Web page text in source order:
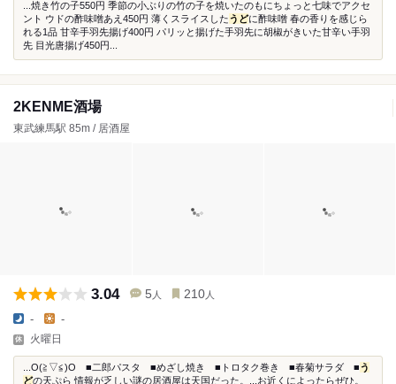
...焼き竹の子550円 季節の小ぶりの竹の子を焼いたのもにちょっと七味でアクセ
ント ウドの酢味噌あえ450円 薄くスライスしたうどに酢味噌 春の香りを感じら
れる1品 甘辛手羽先揚げ400円 パリッと揚げた手羽先に胡椒がきいた甘辛い手羽
先 目光唐揚げ450円...
2KENME酒場
東武練馬駅 85m / 居酒屋
3.04 5 人 210 人
- -
火曜日
...O(≧▽≦)O ■二郎パスタ ■めざし焼き ■トロタク巻き ■春菊サラダ ■う
どの天ぷら 情報が乏しい謎の居酒屋は天国だった。...お近くによったらぜひ。